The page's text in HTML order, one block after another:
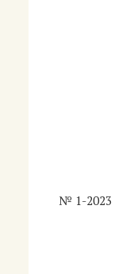
№ 1-2023